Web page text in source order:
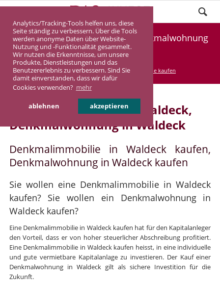
Analytics/Tracking-Tools helfen uns, diese
Seite ständig zu verbessern. Über die Tools
werden anonyme Daten über Website-
Nutzung und -Funktionalität gesammelt.
Wir nutzen die Erkenntnisse, um unsere
Produkte, Dienstleistungen und das
Benutzererlebnis zu verbessern. Sind Sie
damit einverstanden, dass wir dafür
Cookies verwenden? mehr
ablehnen akzeptieren
Denkmalimmobilie Waldeck, Denkmalwohnung
Waldeck
DASINVEST Service Denkmalimmobilie kaufen
Denkmalimmobilie in Waldeck,
Denkmalwohnung in Waldeck
Denkmalimmobilie in Waldeck kaufen,
Denkmalwohnung in Waldeck kaufen
Sie wollen eine Denkmalimmobilie in Waldeck
kaufen? Sie wollen ein Denkmalwohnung in
Waldeck kaufen?
Eine Denkmalimmobilie in Waldeck kaufen hat für den Kapitalanleger
den Vorteil, dass er von hoher steuerlicher Abschreibung profitiert.
Eine Denkmalimmobilie in Waldeck kaufen heisst, in eine individuelle
und gute vermietbare Kapitalanlage zu investieren. Der Kauf einer
Denkmalwohnung in Waldeck gilt als sichere Investition für die
Zukunft.